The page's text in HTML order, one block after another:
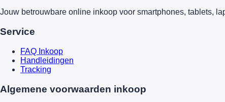
Jouw betrouwbare online inkoop voor smartphones, tablets,
Service
FAQ Inkoop
Handleidingen
Tracking
Algemene voorwaarden inkoop